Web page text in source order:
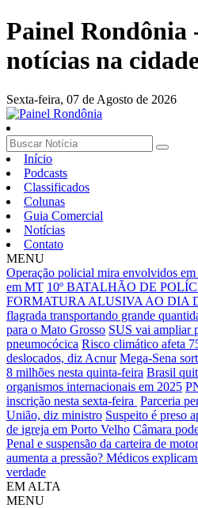
Painel Rondônia
notícias na
Sexta-feira, 07 de Agosto de 2026
Início
Podcasts
Classificados
Colunas
Guia Comercial
Notícias
Contato
MENU
Operação policial mira envolvidos
em MT 10º BATALHÃO DE
FORMATURA ALUSIVA AO DIA
flagrada transportando grande
para o Mato Grosso SUS vai ampliar
pneumocócica Risco climático afeta
deslocados, diz Acnur Mega-Sena
8 milhões nesta quinta-feira Brasil
organismos internacionais em 2025
inscrição nesta sexta-feira Parceria
União, diz ministro Suspeito é preso
de igreja em Porto Velho Câmara
Penal e suspensão da carteira de
aumenta a pressão? Médicos
verdade
EM ALTA
MENU